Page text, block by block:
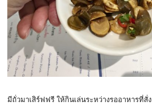
มีถั่วมาเสิร์ฟฟรี ให้กินเล่นระหว่างรออาหารที่สั่ง